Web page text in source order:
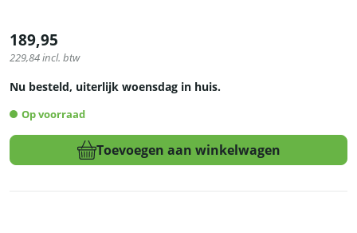
189,95
229,84incl. btw
Nu besteld, uiterlijk woensdag in huis.
Op voorraad
HCB
Toevoegen aan winkelwagen